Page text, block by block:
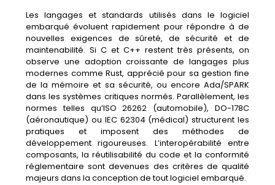
Les langages et standards utilisés dans le logiciel
embarqué évoluent rapidement pour répondre à de
nouvelles exigences de sûreté, de sécurité et de
maintenabilité. Si C et C++ restent très présents, on
observe une adoption croissante de langages plus
modernes comme Rust, apprécié pour sa gestion fine
de la mémoire et sa sécurité, ou encore Ada/SPARK
dans les systèmes critiques normés. Parallèlement, les
normes telles qu’ISO 26262 (automobile), DO-178C
(aéronautique) ou IEC 62304 (médical) structurent les
pratiques et imposent des méthodes de
développement rigoureuses. L’interopérabilité entre
composants, la réutilisabilité du code et la conformité
réglementaire sont devenues des critères de qualité
majeurs dans la conception de tout logiciel embarqué.